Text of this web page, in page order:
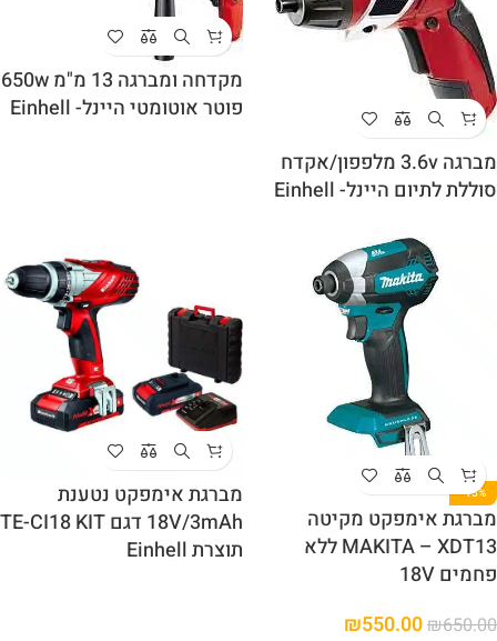
מברגה 3.6v מלפפון/אקדח
סוללת לתיום היינל- Einhell
מקדחה ומברגה 13 מ"מ 650w
פוטר אוטומטי היינל- Einhell
-15%
מברגת אימפקט מקיטה
MAKITA – XDT13 ללא
פחמים 18V
₪650.00
₪550.00
מברגת אימפקט נטענת
18V/3mAh דגם TE-CI18 KIT
תוצרת Einhell